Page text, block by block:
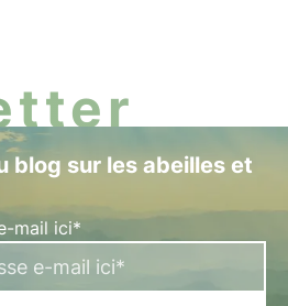
blog sur les abeilles et
mail ici*